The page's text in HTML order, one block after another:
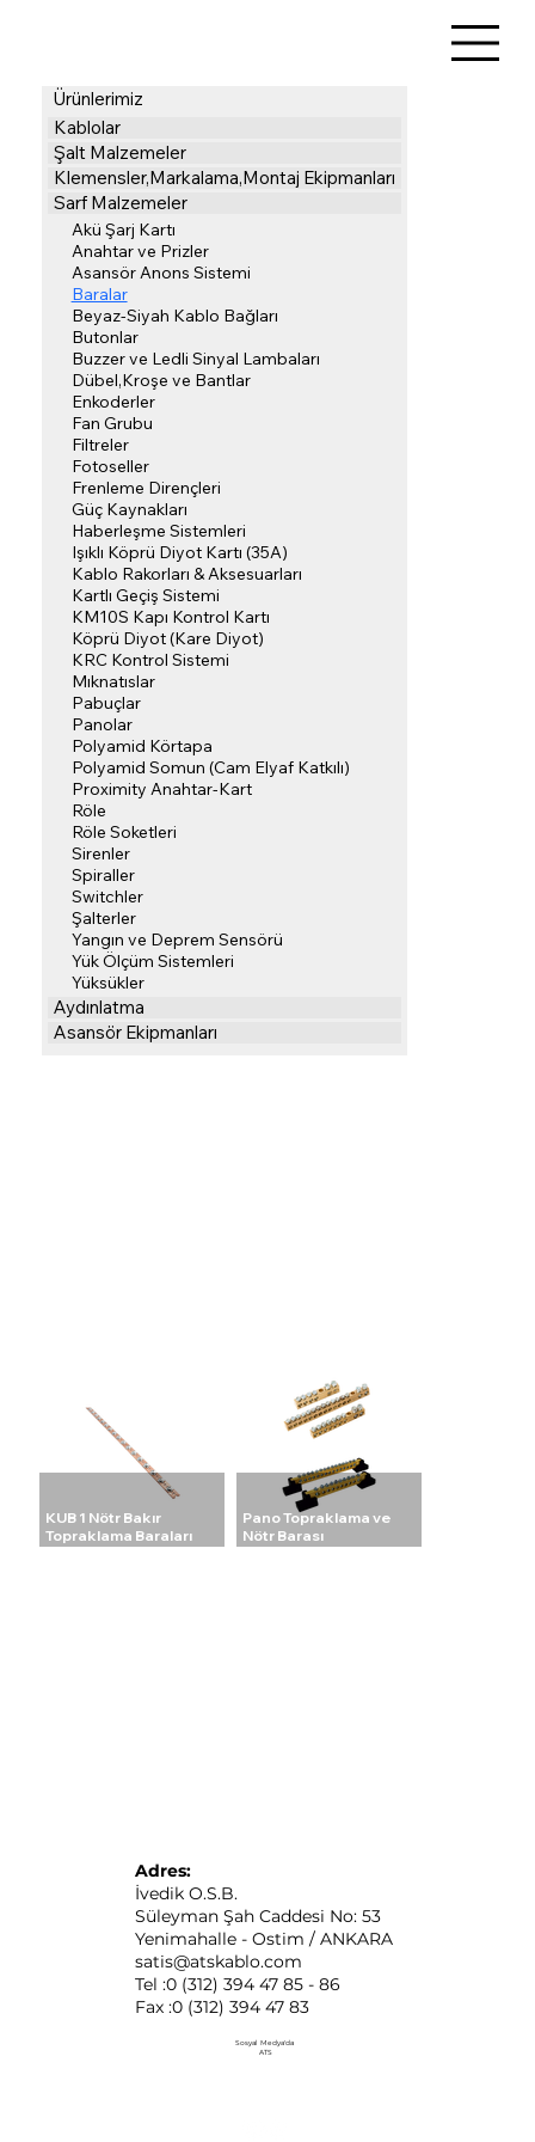
Ürünlerimiz
Kablolar
Şalt Malzemeler
Klemensler,Markalama,Montaj Ekipmanları
Sarf Malzemeler
Akü Şarj Kartı
Anahtar ve Prizler
Asansör Anons Sistemi
Baralar
Beyaz-Siyah Kablo Bağları
Butonlar
Buzzer ve Ledli Sinyal Lambaları
Dübel,Kroşe ve Bantlar
Enkoderler
Fan Grubu
Filtreler
Fotoseller
Frenleme Dirençleri
Güç Kaynakları
Haberleşme Sistemleri
Işıklı Köprü Diyot Kartı (35A)
Kablo Rakorları & Aksesuarları
Kartlı Geçiş Sistemi
KM10S Kapı Kontrol Kartı
Köprü Diyot (Kare Diyot)
KRC Kontrol Sistemi
Mıknatıslar
Pabuçlar
Panolar
Polyamid Körtapa
Polyamid Somun (Cam Elyaf Katkılı)
Proximity Anahtar-Kart
Röle
Röle Soketleri
Sirenler
Spiraller
Switchler
Şalterler
Yangın ve Deprem Sensörü
Yük Ölçüm Sistemleri
Yüksükler
Aydınlatma
Asansör Ekipmanları
KUB 1 Nötr Bakır
Topraklama Baraları
Pano Topraklama ve
Nötr Barası
Adres:
İvedik O.S.B.
Süleyman Şah Caddesi No: 53
Yenimahalle - Ostim / ANKARA
satis@atskablo.com
Tel :0 (312) 394 47 85 - 86
Fax :0 (312) 394 47 83
Sosyal Medya'da
ATS